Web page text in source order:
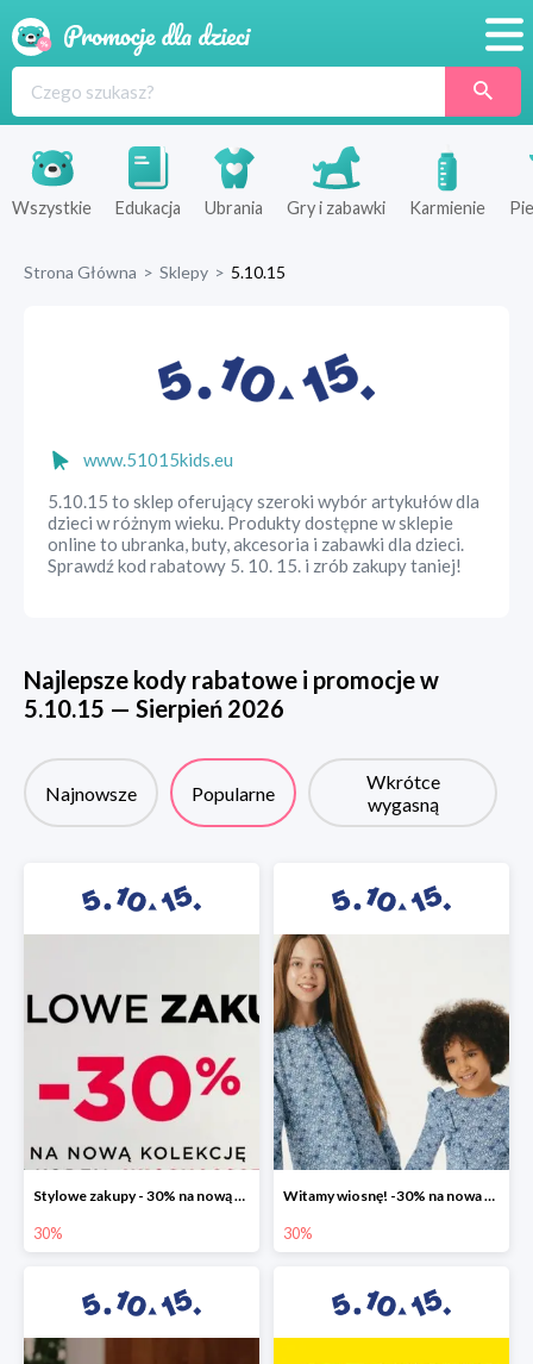
Produkty
Sklepy
Wszystkie Edukacja Ubrania Gry i zabawki Karmienie
Strona Główna > Sklepy > 5.10.15
www.51015kids.eu
5.10.15 to sklep oferujący szeroki wybór artykułów dla
dzieci w różnym wieku. Produkty dostępne w sklepie
online to ubranka, buty, akcesoria i zabawki dla dzieci.
Sprawdź kod rabatowy 5. 10. 15. i zrób zakupy taniej!
Najlepsze kody rabatowe i promocje w
5.10.15 — Sierpień 2026
Najnowsze Popularne
Wkrótce
wygasną
Stylowe zakupy - 30% na nową kolekcję
30%
Witamy wiosnę! -30% na nowa kolekcję
30%